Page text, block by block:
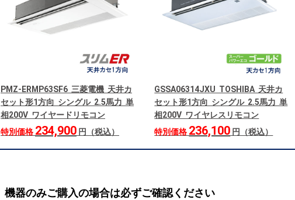
PMZ-ERMP63SF6 三菱電機 天井カ
セット形1方向 シングル 2.5馬力 単
相200V ワイヤードリモコン
特別価格 234,900 円（税込）
GSSA06314JXU TOSHIBA 天井カ
セット形1方向 シングル 2.5馬力 単
相200V ワイヤレスリモコン
特別価格 236,100 円（税込）
機器のみご購入の場合は必ずご確認ください